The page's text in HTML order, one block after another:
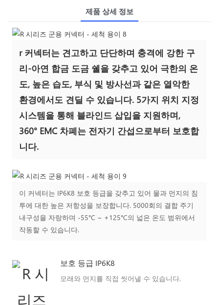
제품 상세 정보
r 커넥터는 견고하고 단단하며 충격에 강한 구
리-아연 합금 도금 쉘을 갖추고 있어 극한의 온
도, 높은 습도, 부식 및 방사선과 같은 열악한
환경에서도 견딜 수 있습니다. 5가지 위치 지정
시스템을 통해 블라인드 삽입을 지원하며,
360° EMC 차폐는 전자기 간섭으로부터 보호합
니다.
이 커넥터는 IP6K8 보호 등급을 갖추고 있어 물과 먼지의 침
투에 대한 높은 저항성을 보장합니다. 5000회의 결합 주기
내구성을 자랑하며 -55°C ~ +125°C의 넓은 온도 범위에서
작동할 수 있습니다.
보호 등급 IP6K8
모래와 먼지를 직접 씻어낼 수 있습니다.